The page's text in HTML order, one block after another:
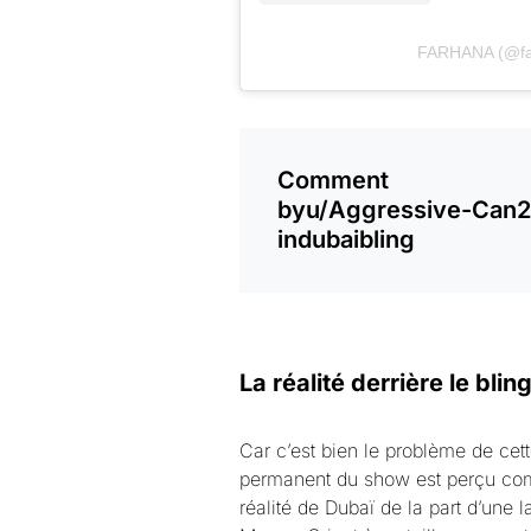
FARHANA
Comment
byu/Aggressive-
indubaibling
La réalité derrière le bling
Car c’est bien le problème de
permanent du show est perçu
réalité de Dubaï de la part d’une